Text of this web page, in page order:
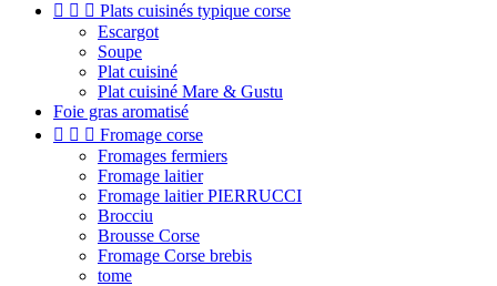
   Plats cuisinés typique corse
Escargot
Soupe
Plat cuisiné
Plat cuisiné Mare & Gustu
Foie gras aromatisé
   Fromage corse
Fromages fermiers
Fromage laitier
Fromage laitier PIERRUCCI
Brocciu
Brousse Corse
Fromage Corse brebis
tome